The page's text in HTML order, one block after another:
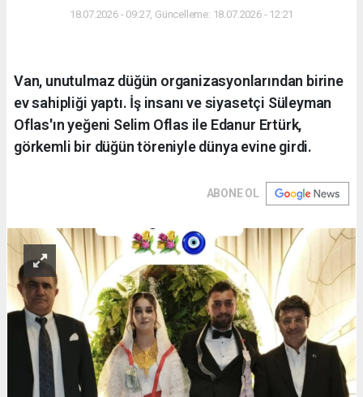
18.07.2026 - 09:27, Güncelleme: 18.07.2026 - 12:21
Van, unutulmaz düğün organizasyonlarından birine
ev sahipliği yaptı. İş insanı ve siyasetçi Süleyman
Oflas'ın yeğeni Selim Oflas ile Edanur Ertürk,
görkemli bir düğün töreniyle dünya evine girdi.
ABONE OL